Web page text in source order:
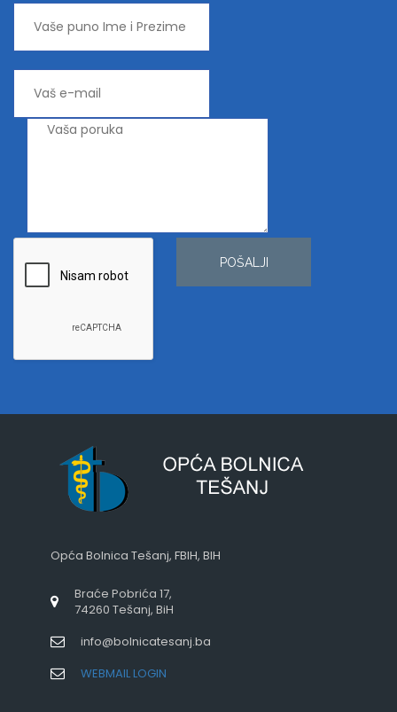
POŠALJI
Opća Bolnica Tešanj, FBIH, BIH
Braće Pobrića 17,
74260 Tešanj, BiH
info@bolnicatesanj.ba
WEBMAIL LOGIN